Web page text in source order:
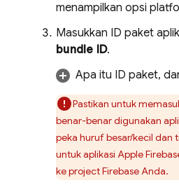
menampilkan opsi
Masukkan ID paket
bundle ID.
Apa itu ID paket,
Pastikan untuk
benar-benar digunakan
peka huruf besar/kecil dan
untuk aplikasi Apple
ke project Firebase Anda.